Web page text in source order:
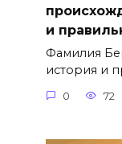
и
Фамилия
история и
0 72